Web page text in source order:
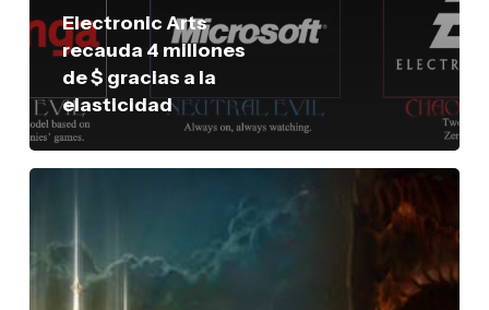
Electronic Arts
recauda 4 millones
de $ gracias a la
elasticidad
y